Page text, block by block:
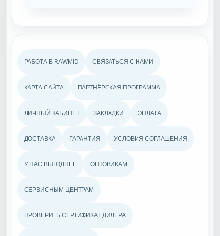
РАБОТА В RAWMID СВЯЗАТЬСЯ С НАМИ
КАРТА САЙТА ПАРТНЁРСКАЯ ПРОГРАММА
ЛИЧНЫЙ КАБИНЕТ ЗАКЛАДКИ ОПЛАТА
ДОСТАВКА ГАРАНТИЯ УСЛОВИЯ СОГЛАШЕНИЯ
У НАС ВЫГОДНЕЕ ОПТОВИКАМ
СЕРВИСНЫМ ЦЕНТРАМ
ПРОВЕРИТЬ СЕРТИФИКАТ ДИЛЕРА